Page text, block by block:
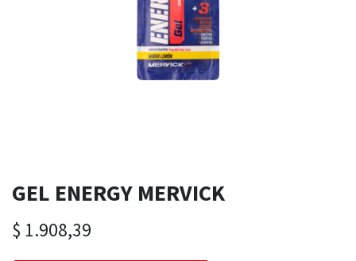
GEL ENERGY MERVICK
$ 1.908,39